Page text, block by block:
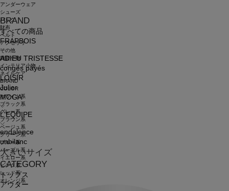
BRAND
すべての商品
FRAPBOIS
ADIEU TRISTESSE
congés payés
LOISIR
Julier
MOGA
L'EQUIPE
endalence
unbilanc
大きいサイズ
CATEGORY
トップス
アウター
アンダーウェア
シューズ
バッグ
財布
ベルト
アクセサリ
その他
雑貨小物
インテリア小物
ネイルケア
BRAND
COLOR
ホワイト系
ブラック系
グレー系
ブラウン系
ベージュ系
グリーン系
ブルー系
パープル系
イエロー系
ピンク系
レッド系
オレンジ系